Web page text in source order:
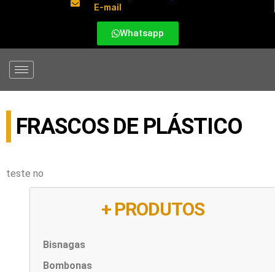
E-mail
Whatsapp
FRASCOS DE PLÁSTICO
teste no
+ PRODUTOS
Bisnagas
Bombonas